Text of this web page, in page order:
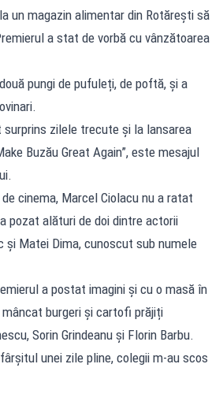
un magazin alimentar din Rotărești să
a stat de vorbă cu vânzătoarea
pungi de pufuleți, de poftă, și a
surprins zilele trecute și la lansarea
Buzău Great Again”, este mesajul
cinema, Marcel Ciolacu nu a ratat
pozat alături de doi dintre actorii
și Matei Dima, cunoscut sub numele
a postat imagini și cu o masă în
burgeri și cartofi prăjiți
Sorin Grindeanu și Florin Barbu.
unei zile pline, colegii m-au scos